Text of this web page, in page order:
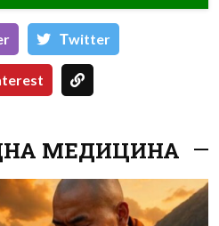
Тwitter
МЕДИЦИНА